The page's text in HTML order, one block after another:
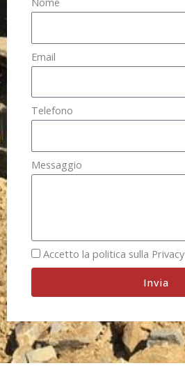
Email
Telefono
Messaggio
Accetto la politica sulla Privacy
Invia